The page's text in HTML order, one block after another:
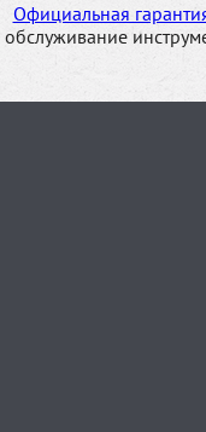
Официальная
обслуживание